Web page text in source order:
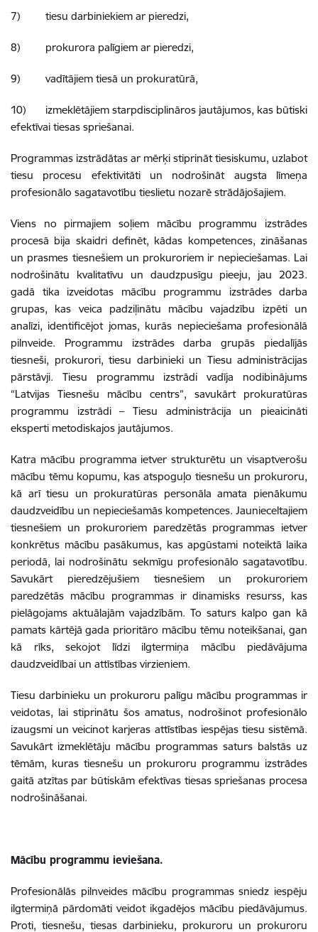
7) tiesu darbiniekiem ar pieredzi,
8) prokurora palīgiem ar pieredzi,
9) vadītājiem tiesā un prokuratūrā,
10) izmeklētājiem starpdisciplināros jautājumos, kas būtiski
efektīvai tiesas spriešanai.
Programmas izstrādātas ar mērķi stiprināt tiesiskumu, uzlabot
tiesu procesu efektivitāti un nodrošināt augsta līmeņa
profesionālo sagatavotību tieslietu nozarē strādājošajiem.
Viens no pirmajiem soļiem mācību programmu izstrādes
procesā bija skaidri definēt, kādas kompetences, zināšanas
un prasmes tiesnešiem un prokuroriem ir nepieciešamas. Lai
nodrošinātu kvalitatīvu un daudzpusīgu pieeju, jau 2023.
gadā tika izveidotas mācību programmu izstrādes darba
grupas, kas veica padziļinātu mācību vajadzību izpēti un
analīzi, identificējot jomas, kurās nepieciešama profesionālā
pilnveide. Programmu izstrādes darba grupās piedalījās
tiesneši, prokurori, tiesu darbinieki un Tiesu administrācijas
pārstāvji. Tiesu programmu izstrādi vadīja nodibinājums
“Latvijas Tiesnešu mācību centrs”, savukārt prokuratūras
programmu izstrādi – Tiesu administrācija un pieaicināti
eksperti metodiskajos jautājumos.
Katra mācību programma ietver strukturētu un visaptverošu
mācību tēmu kopumu, kas atspoguļo tiesnešu un prokuroru,
kā arī tiesu un prokuratūras personāla amata pienākumu
daudzveidību un nepieciešamās kompetences. Jaunieceltajiem
tiesnešiem un prokuroriem paredzētās programmas ietver
konkrētus mācību pasākumus, kas apgūstami noteiktā laika
periodā, lai nodrošinātu sekmīgu profesionālo sagatavotību.
Savukārt pieredzējušiem tiesnešiem un prokuroriem
paredzētās mācību programmas ir dinamisks resurss, kas
pielāgojams aktuālajām vajadzībām. To saturs kalpo gan kā
pamats kārtējā gada prioritāro mācību tēmu noteikšanai, gan
kā rīks, sekojot līdzi ilgtermiņa mācību piedāvājuma
daudzveidībai un attīstības virzieniem.
Tiesu darbinieku un prokuroru palīgu mācību programmas ir
veidotas, lai stiprinātu šos amatus, nodrošinot profesionālo
izaugsmi un veicinot karjeras attīstības iespējas tiesu sistēmā.
Savukārt izmeklētāju mācību programmas saturs balstās uz
tēmām, kuras tiesnešu un prokuroru programmu izstrādes
gaitā atzītas par būtiskām efektīvas tiesas spriešanas procesa
nodrošināšanai.
Mācību programmu ieviešana.
Profesionālās pilnveides mācību programmas sniedz iespēju
ilgtermiņā pārdomāti veidot ikgadējos mācību piedāvājumus.
Proti, tiesnešu, tiesas darbinieku, prokuroru un prokuroru